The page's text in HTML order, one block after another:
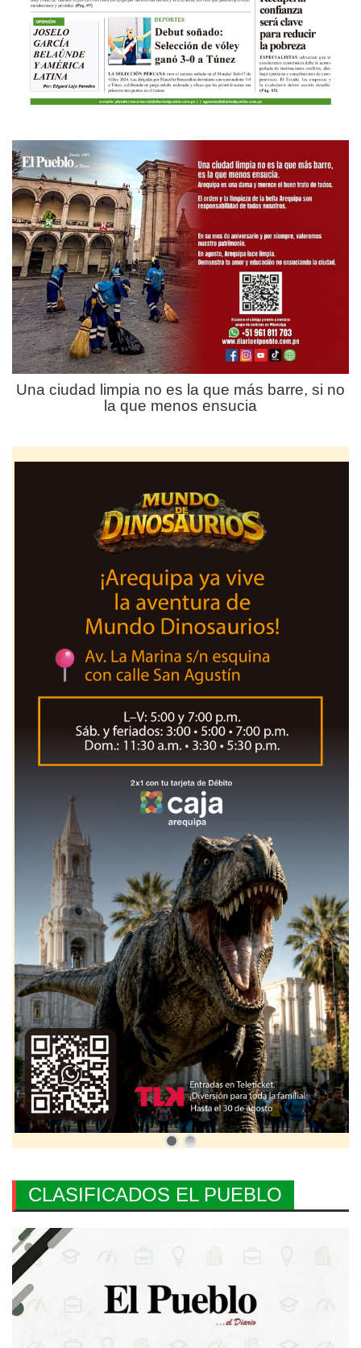
Una ciudad limpia no es la que más barre, si no
la que menos ensucia
CLASIFICADOS EL PUEBLO